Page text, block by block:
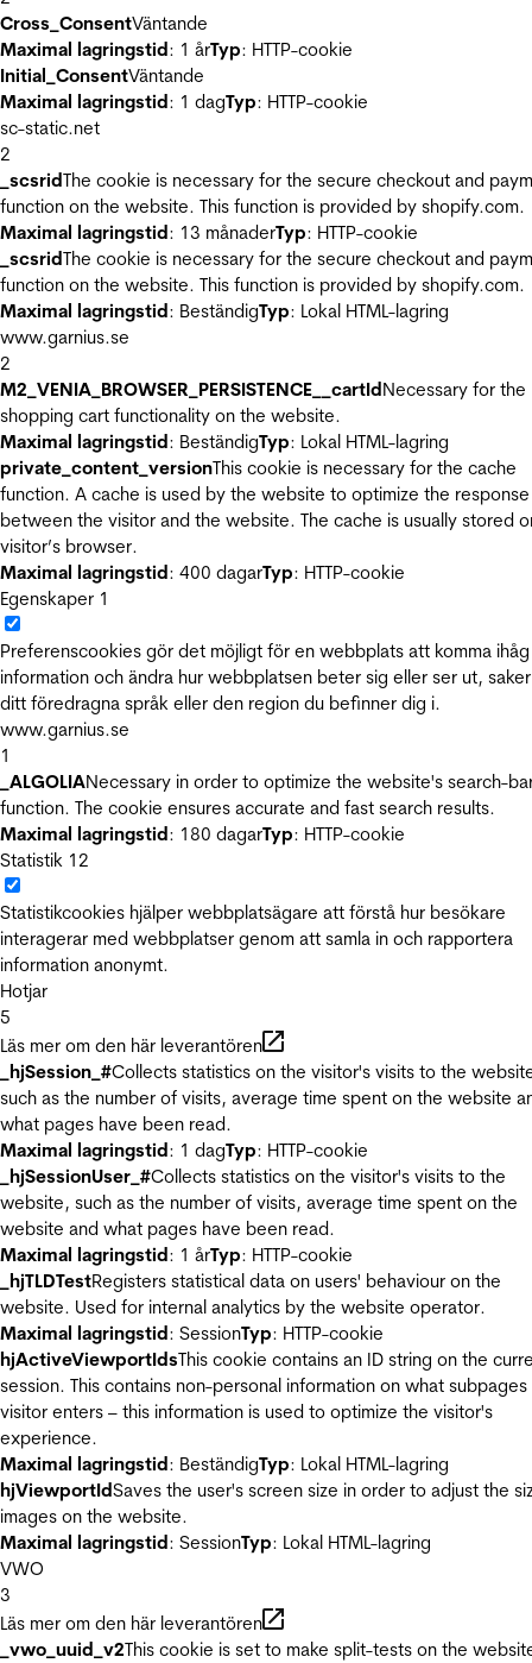
Cross_ConsentVäntande
Maximal lagringstid: 1 årTyp: HTTP-cookie
Initial_ConsentVäntande
Maximal lagringstid: 1 dagTyp: HTTP-cookie
sc-static.net
2
_scsridThe cookie is necessary for the secure checkout and
function on the website. This function is provided by shopify.com.
Maximal lagringstid: 13 månaderTyp: HTTP-cookie
_scsridThe cookie is necessary for the secure checkout and
function on the website. This function is provided by shopify.com.
Maximal lagringstid: BeständigTyp: Lokal HTML-lagring
www.garnius.se
2
M2_VENIA_BROWSER_PERSISTENCE__cartIdNecessary for the
shopping cart functionality on the website.
Maximal lagringstid: BeständigTyp: Lokal HTML-lagring
private_content_versionThis cookie is necessary for the cache
function. A cache is used by the website to optimize the
between the visitor and the website. The cache is usually stored
visitor’s browser.
Maximal lagringstid: 400 dagarTyp: HTTP-cookie
Egenskaper 1
Preferenscookies gör det möjligt för en webbplats att komma ihåg
information och ändra hur webbplatsen beter sig eller ser ut,
ditt föredragna språk eller den region du befinner dig i.
www.garnius.se
1
_ALGOLIANecessary in order to optimize the website's search-
function. The cookie ensures accurate and fast search results.
Maximal lagringstid: 180 dagarTyp: HTTP-cookie
Statistik 12
Statistikcookies hjälper webbplatsägare att förstå hur besökare
interagerar med webbplatser genom att samla in och rapportera
information anonymt.
Hotjar
5
Läs mer om den här leverantören
_hjSession_#Collects statistics on the visitor's visits to the
such as the number of visits, average time spent on the website
what pages have been read.
Maximal lagringstid: 1 dagTyp: HTTP-cookie
_hjSessionUser_#Collects statistics on the visitor's visits to the
website, such as the number of visits, average time spent on the
website and what pages have been read.
Maximal lagringstid: 1 årTyp: HTTP-cookie
_hjTLDTestRegisters statistical data on users' behaviour on the
website. Used for internal analytics by the website operator.
Maximal lagringstid: SessionTyp: HTTP-cookie
hjActiveViewportIdsThis cookie contains an ID string on the
session. This contains non-personal information on what
visitor enters – this information is used to optimize the visitor's
experience.
Maximal lagringstid: BeständigTyp: Lokal HTML-lagring
hjViewportIdSaves the user's screen size in order to adjust the
images on the website.
Maximal lagringstid: SessionTyp: Lokal HTML-lagring
VWO
3
Läs mer om den här leverantören
_vwo_uuid_v2This cookie is set to make split-tests on the